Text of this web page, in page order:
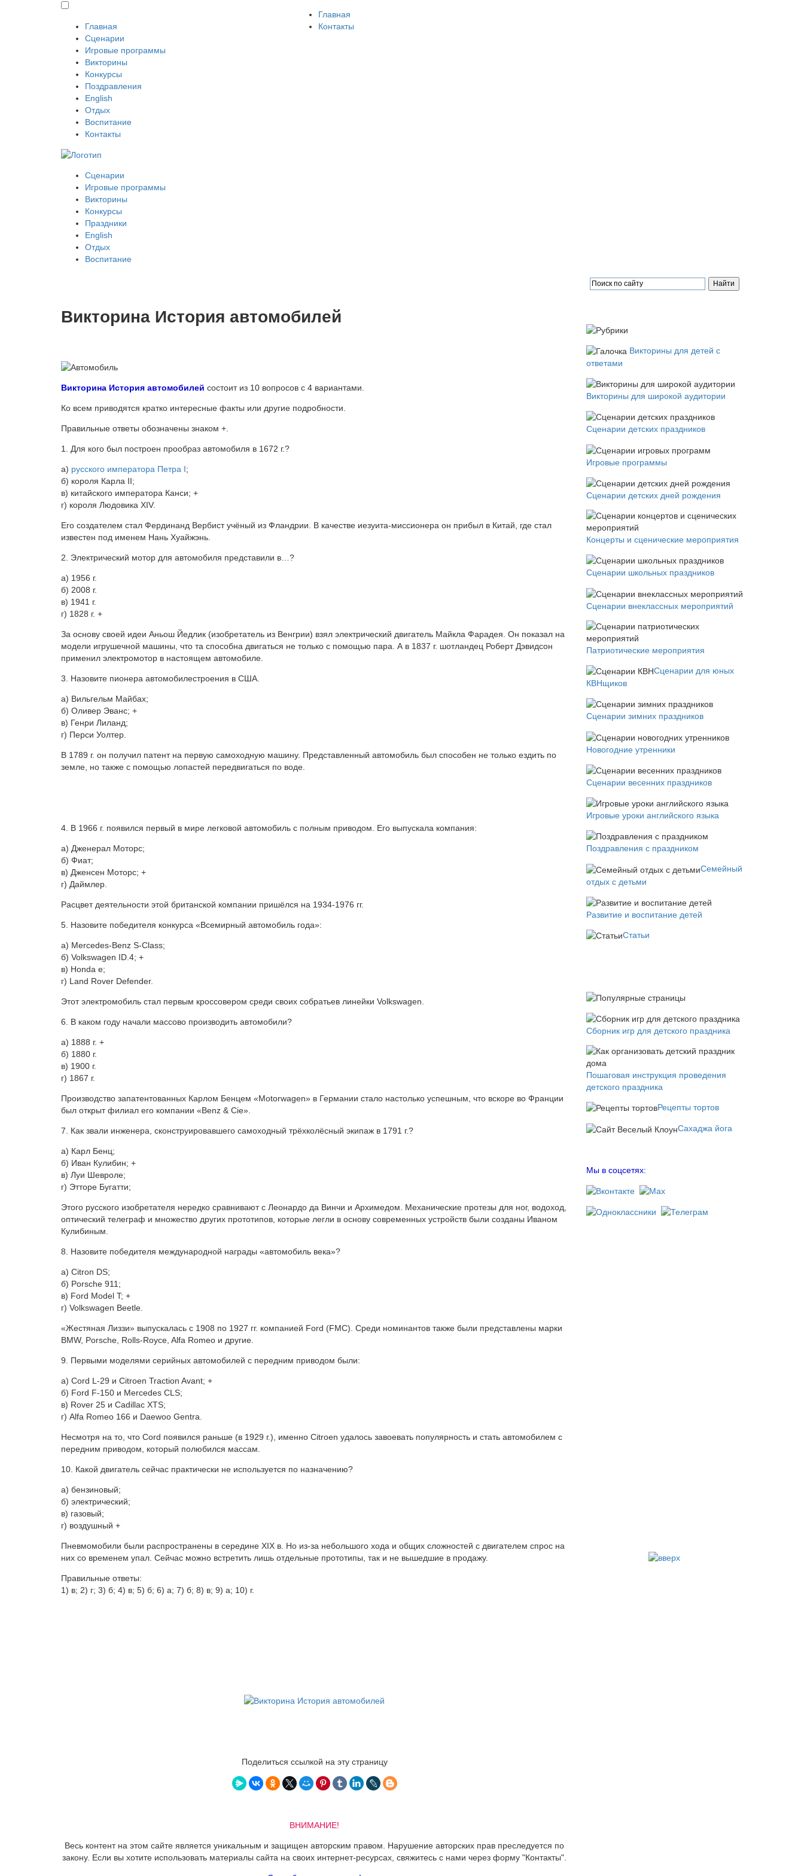
Главная
Сценарии
Игровые программы
Викторины
Конкурсы
Поздравления
English
Отдых
Воспитание
Контакты
Главная
Контакты
Сценарии
Игровые программы
Викторины
Конкурсы
Праздники
English
Отдых
Воспитание
Викторина История автомобилей
Викторина История автомобилей состоит из 10 вопросов с 4 вариантами.
Ко всем приводятся кратко интересные факты или другие подробности.
Правильные ответы обозначены знаком +.
1. Для кого был построен прообраз автомобиля в 1672 г.?
а) русского императора Петра I;
б) короля Карла II;
в) китайского императора Канси; +
г) короля Людовика XIV.
Его создателем стал Фердинанд Вербист учёный из Фландрии. В качестве иезуита-миссионера он прибыл в Китай, где стал
известен под именем Нань Хуайжэнь.
2. Электрический мотор для автомобиля представили в…?
а) 1956 г.
б) 2008 г.
в) 1941 г.
г) 1828 г. +
За основу своей идеи Аньош Йедлик (изобретатель из Венгрии) взял электрический двигатель Майкла Фарадея. Он показал на
модели игрушечной машины, что та способна двигаться не только с помощью пара. А в 1837 г. шотландец Роберт Дэвидсон
применил электромотор в настоящем автомобиле.
3. Назовите пионера автомобилестроения в США.
а) Вильгельм Майбах;
б) Оливер Эванс; +
в) Генри Лиланд;
г) Перси Уолтер.
В 1789 г. он получил патент на первую самоходную машину. Представленный автомобиль был способен не только ездить по
земле, но также с помощью лопастей передвигаться по воде.
4. В 1966 г. появился первый в мире легковой автомобиль с полным приводом. Его выпускала компания:
а) Дженерал Моторс;
б) Фиат;
в) Дженсен Моторс; +
г) Даймлер.
Расцвет деятельности этой британской компании пришёлся на 1934-1976 гг.
5. Назовите победителя конкурса «Всемирный автомобиль года»:
а) Mercedes-Benz S-Class;
б) Volkswagen ID.4; +
в) Honda e;
г) Land Rover Defender.
Этот электромобиль стал первым кроссовером среди своих собратьев линейки Volkswagen.
6. В каком году начали массово производить автомобили?
а) 1888 г. +
б) 1880 г.
в) 1900 г.
г) 1867 г.
Производство запатентованных Карлом Бенцем «Motorwagen» в Германии стало настолько успешным, что вскоре во Франции
был открыт филиал его компании «Benz & Cie».
7. Как звали инженера, сконструировавшего самоходный трёхколёсный экипаж в 1791 г.?
а) Карл Бенц;
б) Иван Кулибин; +
в) Луи Шевроле;
г) Этторе Бугатти;
Этого русского изобретателя нередко сравнивают с Леонардо да Винчи и Архимедом. Механические протезы для ног, водоход,
оптический телеграф и множество других прототипов, которые легли в основу современных устройств были созданы Иваном
Кулибиным.
8. Назовите победителя международной награды «автомобиль века»?
а) Citron DS;
б) Porsche 911;
в) Ford Model T; +
г) Volkswagen Beetle.
«Жестяная Лиззи» выпускалась с 1908 по 1927 гг. компанией Ford (FMC). Среди номинантов также были представлены марки
BMW, Porsche, Rolls-Royce, Alfa Romeo и другие.
9. Первыми моделями серийных автомобилей с передним приводом были:
а) Cord L-29 и Citroen Traction Avant; +
б) Ford F-150 и Mercedes CLS;
в) Rover 25 и Cadillac XTS;
г) Alfa Romeo 166 и Daewoo Gentra.
Несмотря на то, что Cord появился раньше (в 1929 г.), именно Citroen удалось завоевать популярность и стать автомобилем с
передним приводом, который полюбился массам.
10. Какой двигатель сейчас практически не используется по назначению?
а) бензиновый;
б) электрический;
в) газовый;
г) воздушный +
Пневмомобили были распространены в середине XIX в. Но из-за небольшого хода и общих сложностей с двигателем спрос на
них со временем упал. Сейчас можно встретить лишь отдельные прототипы, так и не вышедшие в продажу.
Правильные ответы:
1) в; 2) г; 3) б; 4) в; 5) б; 6) а; 7) б; 8) в; 9) а; 10) г.
Поделиться ссылкой на эту страницу
ВНИМАНИЕ!
Весь контент на этом сайте является уникальным и защищен авторским правом. Нарушение авторских прав преследуется по
закону. Если вы хотите использовать материалы сайта на своих интернет-ресурсах, свяжитесь с нами через форму "Контакты".
Викторины для детей с
ответами
Викторины для широкой аудитории
Сценарии детских праздников
Игровые программы
Сценарии детских дней рождения
Концерты и сценические мероприятия
Сценарии школьных праздников
Сценарии внеклассных мероприятий
Патриотические мероприятия
Сценарии для юных
КВНщиков
Сценарии зимних праздников
Новогодние утренники
Сценарии весенних праздников
Игровые уроки английского языка
Поздравления с праздником
Семейный
отдых с детьми
Развитие и воспитание детей
Статьи
Сборник игр для детского праздника
Пошаговая инструкция проведения
детского праздника
Рецепты тортов
Сахаджа йога
Мы в соцсетях: